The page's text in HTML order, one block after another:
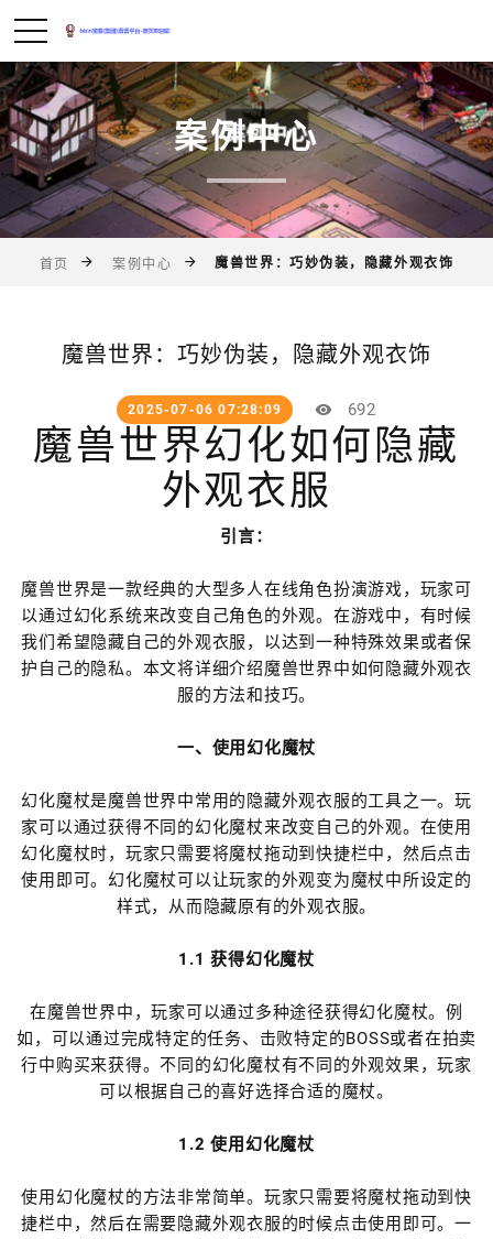
案例中心
首页 案例中心 魔兽世界：巧妙伪装，隐藏外观衣饰
魔兽世界：巧妙伪装，隐藏外观衣饰
2025-07-06 07:28:09 692
魔兽世界幻化如何隐藏
外观衣服
引言：
魔兽世界是一款经典的大型多人在线角色扮演游戏，玩家可
以通过幻化系统来改变自己角色的外观。在游戏中，有时候
我们希望隐藏自己的外观衣服，以达到一种特殊效果或者保
护自己的隐私。本文将详细介绍魔兽世界中如何隐藏外观衣
服的方法和技巧。
一、使用幻化魔杖
幻化魔杖是魔兽世界中常用的隐藏外观衣服的工具之一。玩
家可以通过获得不同的幻化魔杖来改变自己的外观。在使用
幻化魔杖时，玩家只需要将魔杖拖动到快捷栏中，然后点击
使用即可。幻化魔杖可以让玩家的外观变为魔杖中所设定的
样式，从而隐藏原有的外观衣服。
1.1 获得幻化魔杖
在魔兽世界中，玩家可以通过多种途径获得幻化魔杖。例
如，可以通过完成特定的任务、击败特定的BOSS或者在拍卖
行中购买来获得。不同的幻化魔杖有不同的外观效果，玩家
可以根据自己的喜好选择合适的魔杖。
1.2 使用幻化魔杖
使用幻化魔杖的方法非常简单。玩家只需要将魔杖拖动到快
捷栏中，然后在需要隐藏外观衣服的时候点击使用即可。一